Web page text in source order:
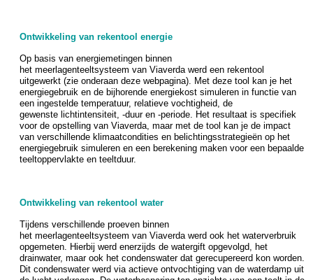
Ontwikkeling van rekentool energie
Op basis van energiemetingen binnen
het meerlagenteeltsysteem van Viaverda werd een rekentool
uitgewerkt (zie onderaan deze webpagina). Met deze tool kan je het
energiegebruik en de bijhorende energiekost simuleren in functie van
een ingestelde temperatuur, relatieve vochtigheid, de
gewenste lichtintensiteit, -duur en -periode. Het resultaat is specifiek
voor de opstelling van Viaverda, maar met de tool kan je de impact
van verschillende klimaatcondities en belichtingsstrategieën op het
energiegebruik simuleren en een berekening maken voor een bepaalde
teeltoppervlakte en teeltduur.
Ontwikkeling van rekentool water
Tijdens verschillende proeven binnen
het meerlagenteeltsysteem van Viaverda werd ook het waterverbruik
opgemeten. Hierbij werd enerzijds de watergift opgevolgd, het
drainwater, maar ook het condenswater dat gerecupereerd kon worden.
Dit condenswater werd via actieve ontvochtiging van de waterdamp uit